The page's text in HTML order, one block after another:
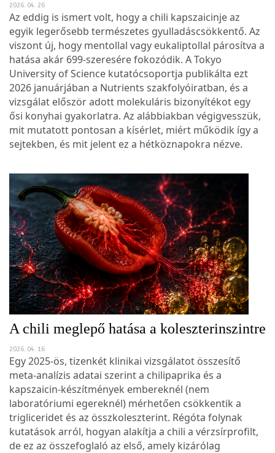
2026. 04. 26
Az eddig is ismert volt, hogy a chili kapszaicinje az
egyik legerősebb természetes gyulladáscsökkentő. Az
viszont új, hogy mentollal vagy eukaliptollal párosítva a
hatása akár 699-szeresére fokozódik. A Tokyo
University of Science kutatócsoportja publikálta ezt
2026 januárjában a Nutrients szakfolyóiratban, és a
vizsgálat először adott molekuláris bizonyítékot egy
ősi konyhai gyakorlatra. Az alábbiakban végigvesszük,
mit mutatott pontosan a kísérlet, miért működik így a
sejtekben, és mit jelent ez a hétköznapokra nézve.
A chili meglepő hatása a koleszterinszintre
2026. 04. 16
Egy 2025-ös, tizenkét klinikai vizsgálatot összesítő
meta-analízis adatai szerint a chilipaprika és a
kapszaicin-készítmények embereknél (nem
laboratóriumi egereknél) mérhetően csökkentik a
trigliceridet és az összkoleszterint. Régóta folynak
kutatások arról, hogyan alakítja a chili a vérzsírprofilt,
de ez az összefoglaló az első, amely kizárólag